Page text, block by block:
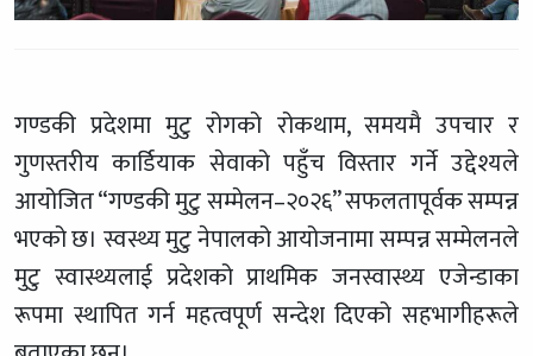
गण्डकी प्रदेशमा मुटु रोगको रोकथाम, समयमै उपचार र
गुणस्तरीय कार्डियाक सेवाको पहुँच विस्तार गर्ने उद्देश्यले
आयोजित “गण्डकी मुटु सम्मेलन–२०२६” सफलतापूर्वक सम्पन्न
भएको छ। स्वस्थ्य मुटु नेपालको आयोजनामा सम्पन्न सम्मेलनले
मुटु स्वास्थ्यलाई प्रदेशको प्राथमिक जनस्वास्थ्य एजेन्डाका
रूपमा स्थापित गर्न महत्वपूर्ण सन्देश दिएको सहभागीहरूले